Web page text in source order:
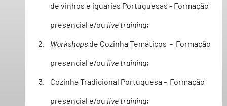
de vinhos e iguarias Portuguesas - Formação
presencial e/ou live training;
Workshops de Cozinha Temáticos  -  Formação
presencial e/ou live training;
Cozinha Tradicional Portuguesa -  Formação
presencial e/ou live training;